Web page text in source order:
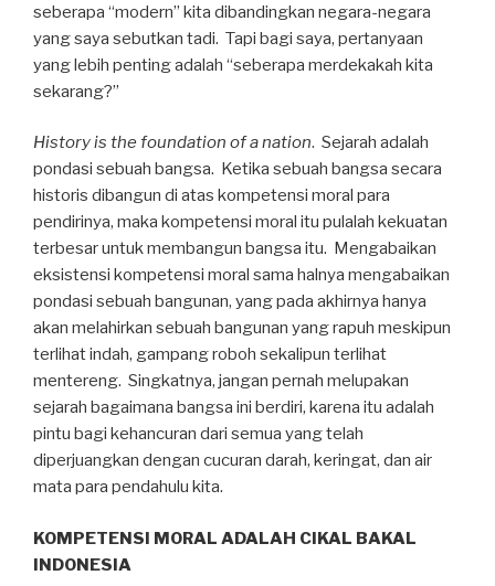
seberapa “modern” kita dibandingkan negara-negara
yang saya sebutkan tadi. Tapi bagi saya, pertanyaan
yang lebih penting adalah “seberapa merdekakah kita
sekarang?”
History is the foundation of a nation. Sejarah adalah
pondasi sebuah bangsa. Ketika sebuah bangsa secara
historis dibangun di atas kompetensi moral para
pendirinya, maka kompetensi moral itu pulalah kekuatan
terbesar untuk membangun bangsa itu. Mengabaikan
eksistensi kompetensi moral sama halnya mengabaikan
pondasi sebuah bangunan, yang pada akhirnya hanya
akan melahirkan sebuah bangunan yang rapuh meskipun
terlihat indah, gampang roboh sekalipun terlihat
mentereng. Singkatnya, jangan pernah melupakan
sejarah bagaimana bangsa ini berdiri, karena itu adalah
pintu bagi kehancuran dari semua yang telah
diperjuangkan dengan cucuran darah, keringat, dan air
mata para pendahulu kita.
KOMPETENSI MORAL ADALAH CIKAL BAKAL
INDONESIA